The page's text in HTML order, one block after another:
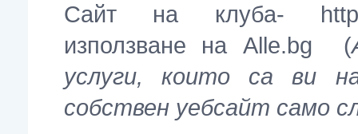
Сайт на клуба-
използване на Alle.bg (
услуги, които са ви
собствен уебсайт само